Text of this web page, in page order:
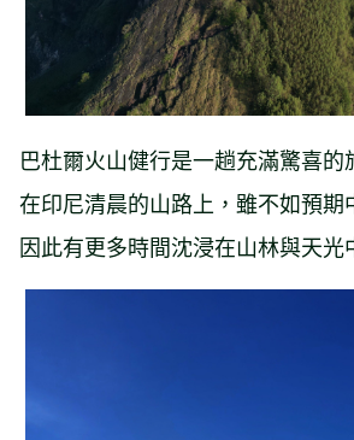
巴杜爾火山健行是一趟充滿驚喜的
在印尼清晨的山路上，雖不如預期
因此有更多時間沈浸在山林與天光